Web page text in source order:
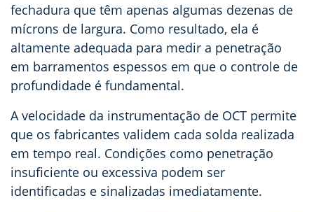
fechadura que têm apenas algumas dezenas de
mícrons de largura. Como resultado, ela é
altamente adequada para medir a penetração
em barramentos espessos em que o controle de
profundidade é fundamental.
A velocidade da instrumentação de OCT permite
que os fabricantes validem cada solda realizada
em tempo real. Condições como penetração
insuficiente ou excessiva podem ser
identificadas e sinalizadas imediatamente.